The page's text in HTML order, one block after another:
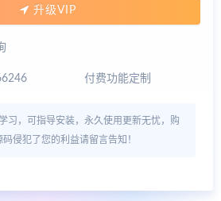
升级VIP
付费功能定制
习，可指导安装，永久使用更新无忧，购
侵犯了您的利益请留言告知！